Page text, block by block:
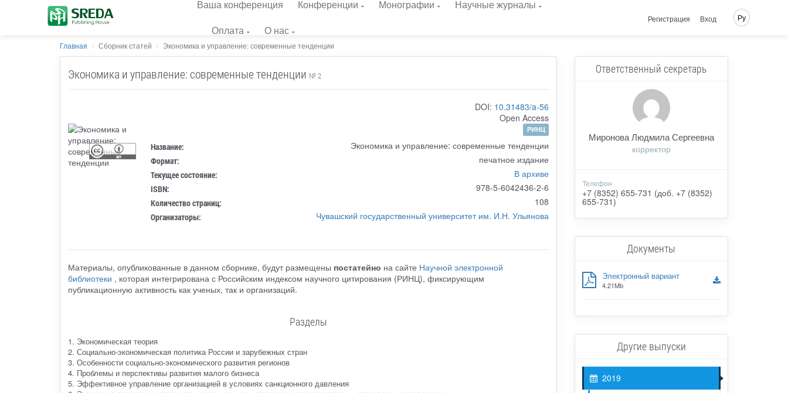
Ваша конференция Конференции Монографии
Научные журналы
Оплата
О нас
Регистрация Вход Ру
Главная Сборник статей Экономика и управление: современные тенденции
Экономика и управление: современные тенденции № 2
DOI: 10.31483/a-56
Open Access
РИНЦ
Название: Экономика и управление: современные тенденции
Формат: печатное издание
Текущее состояние: В архиве
ISBN: 978-5-6042436-2-6
Количество страниц: 108
Организаторы: Чувашский государственный университет им. И.Н. Ульянова
Материалы, опубликованные в данном сборнике, будут размещены постатейно на сайте Научной электронной
библиотеки , которая интегрирована с Российским индексом научного цитирования (РИНЦ), фиксирующим
публикационную активность как ученых, так и организаций.
Разделы
1. Экономическая теория
2. Социально-экономическая политика России и зарубежных стран
3. Особенности социально-экономического развития регионов
4. Проблемы и перспективы развития малого бизнеса
5. Эффективное управление организацией в условиях санкционного давления
Ответственный секретарь
Миронова Людмила Сергеевна
корректор
Телефон
+7 (8352) 655-731 (доб. +7 (8352)
655-731)
Документы
Электронный вариант
4.21Mb
Другие выпуски
2019